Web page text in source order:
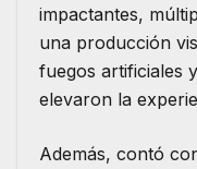
impactantes,
una producción
fuegos artificiales
elevaron la
Además, contó